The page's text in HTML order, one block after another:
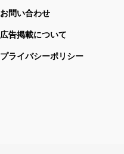
お問い合わせ
広告掲載について
プライバシーポリシー